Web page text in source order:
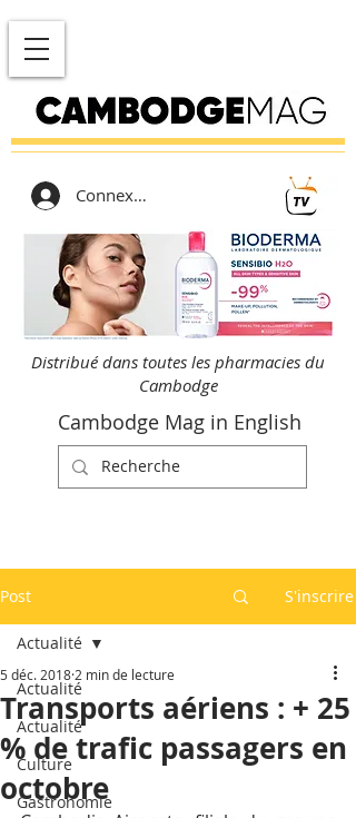
Connexion
Distribué dans toutes les pharmacies du
Cambodge
Cambodge Mag in English
Post S'inscrire
Actualité
Actualité
Culture
Gastronomie
Actualité
Transports aériens : + 25
% de trafic passagers en
octobre
5 déc. 2018 2 min de lecture